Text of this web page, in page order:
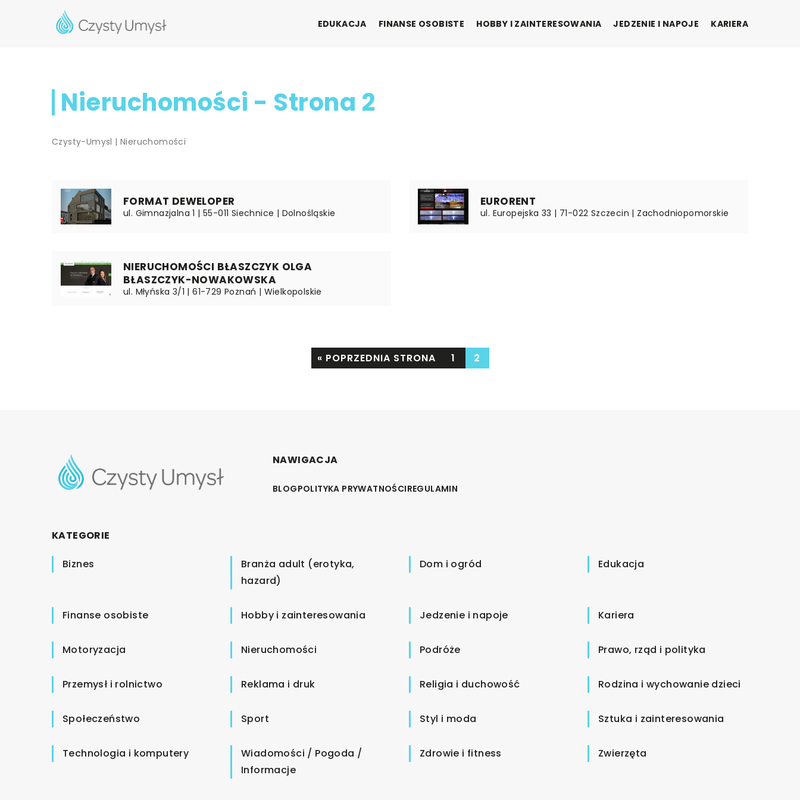
EDUKACJA FINANSE OSOBISTE HOBBY I ZAINTERESOWANIA JEDZENIE I NAPOJE KARIERA
Nieruchomości - Strona 2
Czysty-Umysl |Nieruchomości
FORMAT DEWELOPER
ul. Gimnazjalna 1 | 55-011 Siechnice | Dolnośląskie
EURORENT
ul. Europejska 33 | 71-022 Szczecin | Zachodniopomorskie
NIERUCHOMOŚCI BŁASZCZYK OLGA
BŁASZCZYK-NOWAKOWSKA
ul. Młyńska 3/1 | 61-729 Poznań | Wielkopolskie
« POPRZEDNIA STRONA 1 2
NAWIGACJA
BLOGPOLITYKA PRYWATNOŚCIREGULAMIN
KATEGORIE
Biznes
Branża adult (erotyka,
hazard)
Dom i ogród Edukacja
Finanse osobiste Hobby i zainteresowania Jedzenie i napoje Kariera
Motoryzacja Nieruchomości Podróże Prawo, rząd i polityka
Przemysł i rolnictwo Reklama i druk Religia i duchowość Rodzina i wychowanie dzieci
Społeczeństwo Sport Styl i moda Sztuka i zainteresowania
Technologia i komputery
Wiadomości / Pogoda /
Informacje
Zdrowie i fitness Zwierzęta